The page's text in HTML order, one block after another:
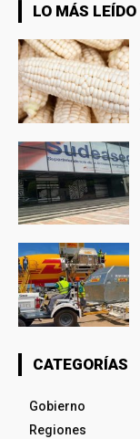
LO MÁS LEÍDO
CATEGORÍAS
Gobierno
Regiones